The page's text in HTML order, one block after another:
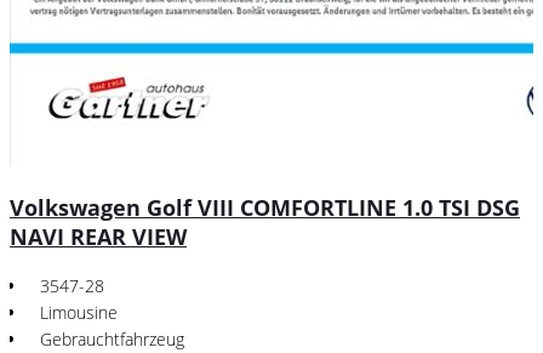
Volkswagen Golf VIII COMFORTLINE 1.0 TSI DSG
NAVI REAR VIEW
3547-28
Limousine
Gebrauchtfahrzeug